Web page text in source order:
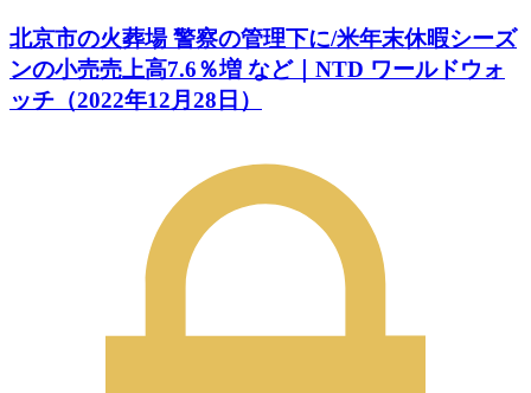
北京市の火葬場 警察の管理下に/米年末休暇シーズ
ンの小売売上高7.6％増 など｜NTD ワールドウォ
ッチ（2022年12月28日）